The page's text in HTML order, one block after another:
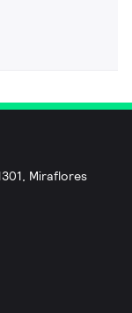
Miraflores